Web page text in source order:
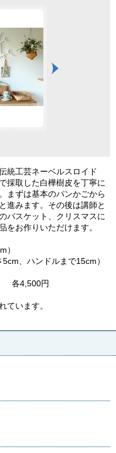
統工芸ネーベルスロイド
採取した白樺樹皮を丁寧に
まずは基本のパンかごから
進みます。その後は講師と
バスケット、クリスマスに
をお作りいただけます。
）
、ハンドルまで15cm）
各4,500円
ています。